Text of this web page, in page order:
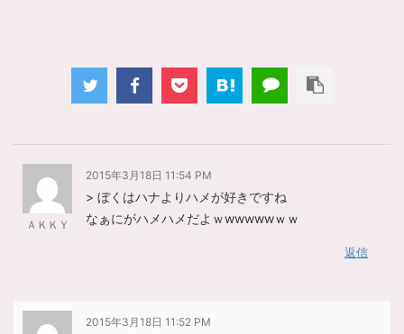
ＡＫＫＹ
2015年3月18日 11:54 PM
> ぼくはハナよりハメが好きですね
なぁにがハメハメだよｗwwwwwｗｗ
返信
2015年3月18日 11:52 PM